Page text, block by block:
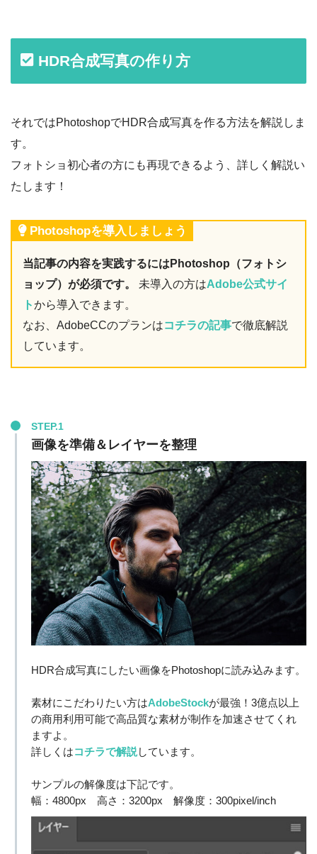
HDR合成写真の作り方
それではPhotoshopでHDR合成写真を作る方法を解説しま
す。
フォトショ初心者の方にも再現できるよう、詳しく解説い
たします！
Photoshopを導入しましょう
当記事の内容を実践するにはPhotoshop（フォトシ
ョップ）が必須です。
未導入の方はAdobe公式サイ
トから導入できます。
なお、AdobeCCのプランはコチラの記事で徹底解説
しています。
STEP.1
画像を準備＆レイヤーを整理
HDR合成写真にしたい画像をPhotoshopに読み込みます。
素材にこだわりたい方はAdobeStockが最強！3億点以上
の商用利用可能で高品質な素材が制作を加速させてくれ
ますよ。
詳しくはコチラで解説しています。
サンプルの解像度は下記です。
幅：4800px 高さ：3200px 解像度：300pixel/inch